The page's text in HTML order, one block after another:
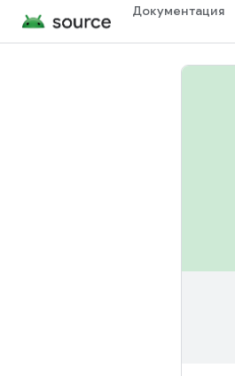
Документация